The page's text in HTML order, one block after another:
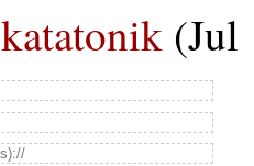
katatonik (Jul